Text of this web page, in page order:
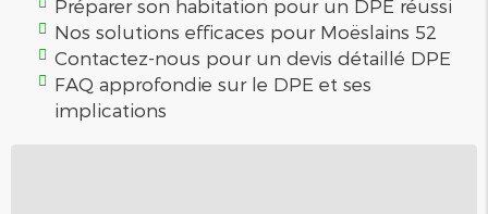
Préparer son habitation pour un DPE réussi
Nos solutions efficaces pour Moëslains 52
Contactez-nous pour un devis détaillé DPE
FAQ approfondie sur le DPE et ses
implications